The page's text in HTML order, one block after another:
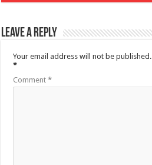
Leave a Reply
Your email address will not be published.
*
Comment*